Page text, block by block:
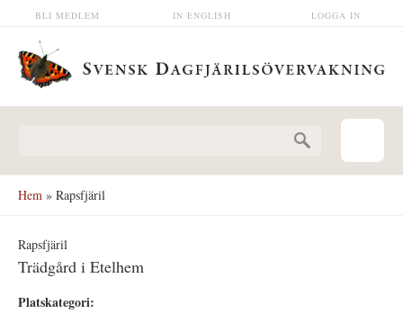
Hoppa till huvudinnehåll LOGGA IN
IN ENGLISH
BLI MEDLEM
Hem » Rapsfjäril
Rapsfjäril
Trädgård i Etelhem
Platskategori: